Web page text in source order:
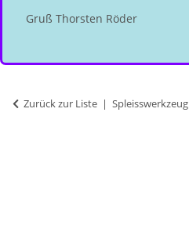
Gruß Thorsten Röder
Zurück zur Liste Spleisswerkzeug